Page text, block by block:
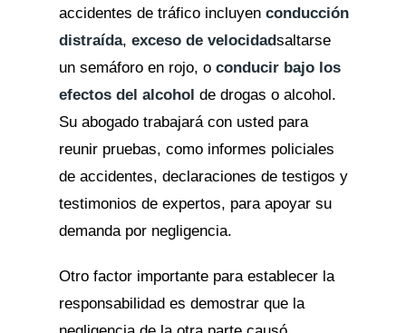
accidentes de tráfico incluyen conducción
distraída, exceso de velocidadsaltarse
un semáforo en rojo, o conducir bajo los
efectos del alcohol de drogas o alcohol.
Su abogado trabajará con usted para
reunir pruebas, como informes policiales
de accidentes, declaraciones de testigos y
testimonios de expertos, para apoyar su
demanda por negligencia.
Otro factor importante para establecer la
responsabilidad es demostrar que la